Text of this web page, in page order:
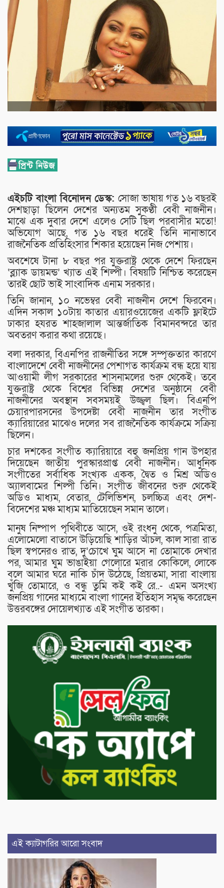
এইচটি বাংলা বিনোদন ডেস্ক: সোজা ভাষায় গত ১৬ বছরই
দেশছাড়া ছিলেন দেশের অন্যতম সুকণ্ঠী বেবী নাজনীন।
মাঝে এক দুবার দেশে এলেও সেটি ছিল পরবাসীর মতো!
অভিযোগ আছে, গত ১৬ বছর ধরেই তিনি নানাভাবে
রাজনৈতিক প্রতিহিংসার শিকার হয়েছেন নিজ পেশায়।
অবশেষে টানা ৮ বছর পর যুক্তরাষ্ট্র থেকে দেশে ফিরছেন
‘ব্ল্যাক ডায়মন্ড’ খ্যাত এই শিল্পী। বিষয়টি নিশ্চিত করেছেন
তারই ছোট ভাই সাংবাদিক এনাম সরকার।
তিনি জানান, ১০ নভেম্বর বেবী নাজনীন দেশে ফিরবেন।
এদিন সকাল ১০টায় কাতার এয়ারওয়েজের একটি ফ্লাইটে
ঢাকার হযরত শাহজালাল আন্তর্জাতিক বিমানবন্দরে তার
অবতরণ করার কথা রয়েছে।
বলা দরকার, বিএনপির রাজনীতির সঙ্গে সম্পৃক্ততার কারণে
বাংলাদেশে বেবী নাজনীনের পেশাগত কার্যক্রম বন্ধ হয়ে যায়
আওয়ামী লীগ সরকারের শাসনামলের শুরু থেকেই। তবে
যুক্তরাষ্ট্র থেকে বিশ্বের বিভিন্ন দেশের অনুষ্ঠানে বেবী
নাজনীনের অবস্থান সবসময়ই উজ্জ্বল ছিল। বিএনপি
চেয়ারপারসনের উপদেষ্টা বেবী নাজনীন তার সংগীত
ক্যারিয়ারের মাঝেও দলের সব রাজনৈতিক কার্যক্রমে সক্রিয়
ছিলেন।
চার দশকের সংগীত ক্যারিয়ারে বহু জনপ্রিয় গান উপহার
দিয়েছেন জাতীয় পুরস্কারপ্রাপ্ত বেবী নাজনীন। আধুনিক
সংগীতের সর্বাধিক সংখ্যক একক, দ্বৈত ও মিশ্র অডিও
অ্যালবামের শিল্পী তিনি। সংগীত জীবনের শুরু থেকেই
অডিও মাধ্যম, বেতার, টেলিভিশন, চলচ্চিত্র এবং দেশ-
বিদেশের মঞ্চ মাধ্যম মাতিয়েছেন সমান তালে।
মানুষ নিষ্পাপ পৃথিবীতে আসে, ওই রংধনু থেকে, পত্রমিতা,
এলোমেলো বাতাসে উড়িয়েছি শাড়ির আঁচল, কাল সারা রাত
ছিল স্বপনেরও রাত, দু’চোখে ঘুম আসে না তোমাকে দেখার
পর, আমার ঘুম ভাঙাইয়া গেলোরে মরার কোকিলে, লোকে
বলে আমার ঘরে নাকি চাঁদ উঠেছে, প্রিয়তমা, সারা বাংলায়
খুঁজি তোমারে, ও বন্ধু তুমি কই কই রে..- এমন অসংখ্য
জনপ্রিয় গানের মাধ্যমে বাংলা গানের ইতিহাস সমৃদ্ধ করেছেন
উত্তরবঙ্গের দোয়েলখ্যাত এই সংগীত তারকা।
এই ক্যাটাগরির আরো সংবাদ